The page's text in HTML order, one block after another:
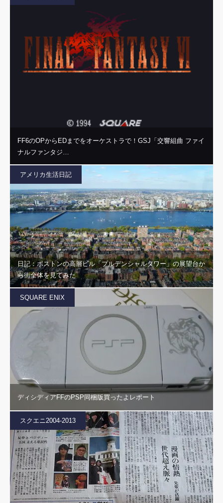
FF6のOPからEDまでをオーケストラで！GSJ「交響組曲 ファイ
ナルファンタジ…
アメリカ生活日記
日記：ボストンの高層ビル「プルデンシャルタワー」の展望台か
ら街全体を見てみた
SQUARE ENIX
ディシディアFFのPSP同梱版買ったよレポート
スクエニ2004-2013